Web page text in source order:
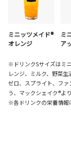
ミニッツメイド®
オレンジ
ミ
ア
※ドリンクSサイズはミ
レンジ、ミルク、野菜
ゼロ、スプライト、フ
う、マックシェイク®よ
※各ドリンクの栄養情報